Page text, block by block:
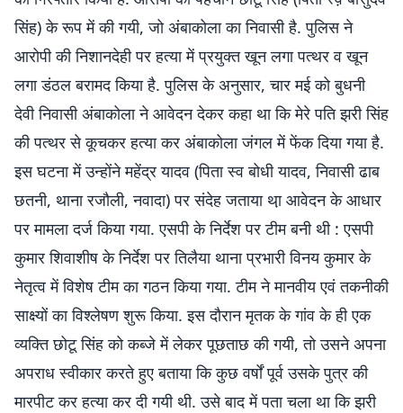
सिंह) के रूप में की गयी, जो अंबाकोला का निवासी है. पुलिस ने
आरोपी की निशानदेही पर हत्या में प्रयुक्त खून लगा पत्थर व खून
लगा डंठल बरामद किया है. पुलिस के अनुसार, चार मई को बुधनी
देवी निवासी अंबाकोला ने आवेदन देकर कहा था कि मेरे पति झरी सिंह
की पत्थर से कूचकर हत्या कर अंबाकोला जंगल में फेंक दिया गया है.
इस घटना में उन्होंने महेंद्र यादव (पिता स्व बोधी यादव, निवासी ढाब
छतनी, थाना रजौली, नवादा) पर संदेह जताया था़ आवेदन के आधार
पर मामला दर्ज किया गया. एसपी के निर्देश पर टीम बनी थी : एसपी
कुमार शिवाशीष के निर्देश पर तिलैया थाना प्रभारी विनय कुमार के
नेतृत्व में विशेष टीम का गठन किया गया. टीम ने मानवीय एवं तकनीकी
साक्ष्यों का विश्लेषण शुरू किया. इस दौरान मृतक के गांव के ही एक
व्यक्ति छोटू सिंह को कब्जे में लेकर पूछताछ की गयी, तो उसने अपना
अपराध स्वीकार करते हुए बताया कि कुछ वर्षों पूर्व उसके पुत्र की
मारपीट कर हत्या कर दी गयी थी. उसे बाद में पता चला था कि झरी